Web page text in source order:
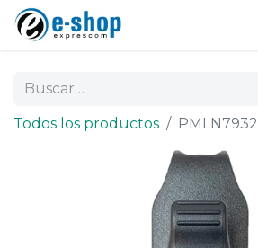
Todos los productos PMLN7932